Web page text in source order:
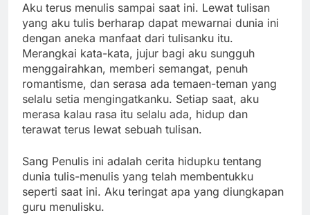
Aku terus menulis sampai saat ini. Lewat tulisan
yang aku tulis berharap dapat mewarnai dunia ini
dengan aneka manfaat dari tulisanku itu.
Merangkai kata-kata, jujur bagi aku sungguh
menggairahkan, memberi semangat, penuh
romantisme, dan serasa ada temaen-teman yang
selalu setia mengingatkanku. Setiap saat, aku
merasa kalau rasa itu selalu ada, hidup dan
terawat terus lewat sebuah tulisan.
Sang Penulis ini adalah cerita hidupku tentang
dunia tulis-menulis yang telah membentukku
seperti saat ini. Aku teringat apa yang diungkapan
guru menulisku.